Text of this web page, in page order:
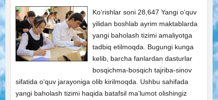
Ko‘rishlar soni 28,647 Yangi o‘quv
yilidan boshlab ayrim maktablarda
yangi baholash tizimi amaliyotga
tadbiq etilmoqda. Bugungi kunga
kelib, barcha fanlardan dasturlar
bosqichma-bosqich tajriba-sinov
sifatida o‘quv jarayoniga olib kirilmoqda. Ushbu sahifada
yangi baholash tizimi haqida batafsil ma’lumot olishingiz